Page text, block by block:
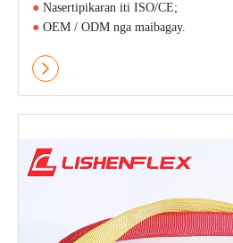
● Nasertipikaran iti ISO/CE;
● OEM / ODM nga maibagay.